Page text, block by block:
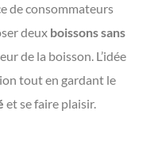
de consommateurs
deux boissons sans
de la boisson. L’idée
tout en gardant le
et se faire plaisir.